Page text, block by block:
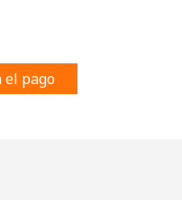
el pago